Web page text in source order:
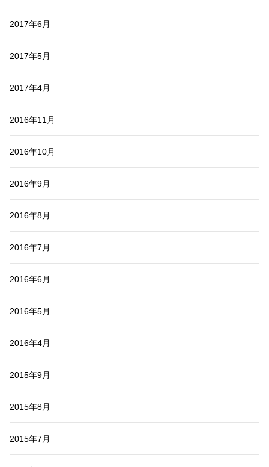
2017年6月
2017年5月
2017年4月
2016年11月
2016年10月
2016年9月
2016年8月
2016年7月
2016年6月
2016年5月
2016年4月
2015年9月
2015年8月
2015年7月